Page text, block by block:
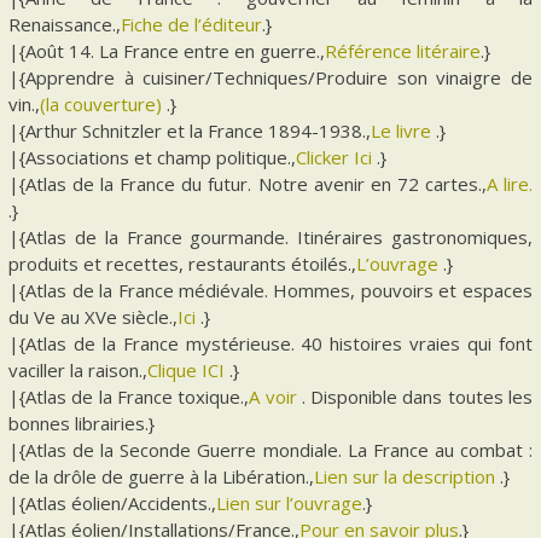
Renaissance.,Fiche de l’éditeur.}
|{Août 14. La France entre en guerre.,Référence litéraire.}
|{Apprendre à cuisiner/Techniques/Produire son vinaigre de
vin.,(la couverture) .}
|{Arthur Schnitzler et la France 1894-1938.,Le livre .}
|{Associations et champ politique.,Clicker Ici .}
|{Atlas de la France du futur. Notre avenir en 72 cartes.,A lire.
.}
|{Atlas de la France gourmande. Itinéraires gastronomiques,
produits et recettes, restaurants étoilés.,L’ouvrage .}
|{Atlas de la France médiévale. Hommes, pouvoirs et espaces
du Ve au XVe siècle.,Ici .}
|{Atlas de la France mystérieuse. 40 histoires vraies qui font
vaciller la raison.,Clique ICI .}
|{Atlas de la France toxique.,A voir . Disponible dans toutes les
bonnes librairies.}
|{Atlas de la Seconde Guerre mondiale. La France au combat :
de la drôle de guerre à la Libération.,Lien sur la description .}
|{Atlas éolien/Accidents.,Lien sur l’ouvrage.}
|{Atlas éolien/Installations/France.,Pour en savoir plus.}